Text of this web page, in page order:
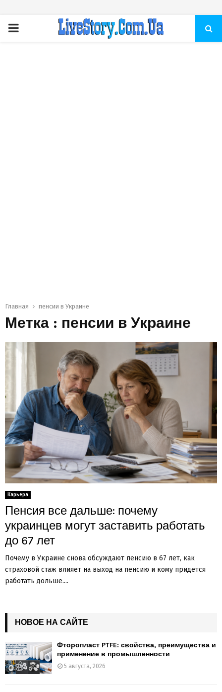
ПЕРВИЧНОЕ
Главная пенсии в Украине
Метка : пенсии в Украине
Карьера
Пенсия все дальше: почему
украинцев могут заставить работать
до 67 лет
Почему в Украине снова обсуждают пенсию в 67 лет, как
страховой стаж влияет на выход на пенсию и кому придется
работать дольше....
НОВОЕ НА САЙТЕ
Фторопласт PTFE: свойства, преимущества и
применение в промышленности
5 августа, 2026